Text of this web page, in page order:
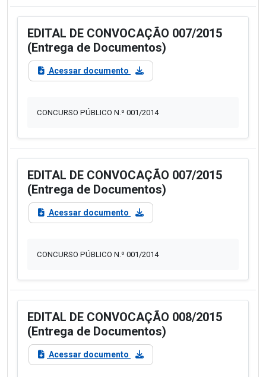
EDITAL DE CONVOCAÇÃO 007/2015
(Entrega de Documentos)
Acessar documento
CONCURSO PÚBLICO N.º 001/2014
EDITAL DE CONVOCAÇÃO 007/2015
(Entrega de Documentos)
Acessar documento
CONCURSO PÚBLICO N.º 001/2014
EDITAL DE CONVOCAÇÃO 008/2015
(Entrega de Documentos)
Acessar documento